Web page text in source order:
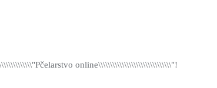
online\\\\\\\\\\\\\\\\\\\\\\\\\\\\\\\"!